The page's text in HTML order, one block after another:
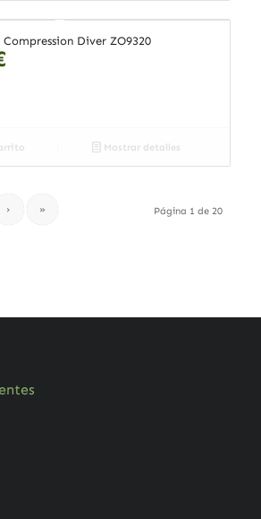
Diver ZO9320
Mostrar detalles
Página 1 de 20
› »